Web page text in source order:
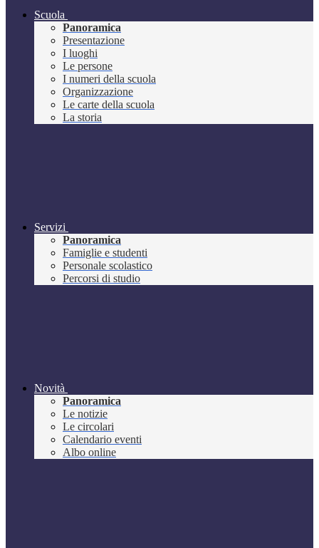
Scuola
Panoramica
Presentazione
I luoghi
Le persone
I numeri della scuola
Organizzazione
Le carte della scuola
La storia
Servizi
Panoramica
Famiglie e studenti
Personale scolastico
Percorsi di studio
Novità
Panoramica
Le notizie
Le circolari
Calendario eventi
Albo online